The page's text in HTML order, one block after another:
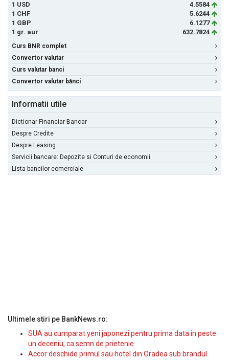
1 USD
4.5584
1 CHF
5.6244
1 GBP
6.1277
1 gr. aur
632.7824
Curs BNR complet
Convertor valutar
Curs valutar banci
Convertor valutar bănci
Informatii utile
Dictionar Financiar-Bancar
Despre Credite
Despre Leasing
Servicii bancare: Depozite si Conturi de economii
Lista bancilor comerciale
Ultimele stiri pe BankNews.ro:
SUA au cumparat yeni japonezi pentru prima data in peste
un deceniu, ca semn de prietenie
Accor deschide primul sau hotel din Oradea sub brandul